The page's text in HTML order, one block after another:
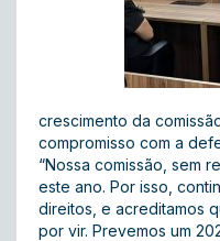
crescimento da
compromisso com a
“Nossa comissão, sem
este ano. Por isso,
direitos, e acreditamos
por vir. Prevemos um